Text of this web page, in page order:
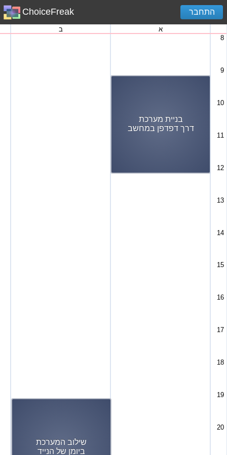
ChoiceFreak התחבר
א ב
בניית מערכת
דרך דפדפן במחשב
שילוב המערכת
ביומן של הנייד
8
9
10
11
12
13
14
15
16
17
18
19
20